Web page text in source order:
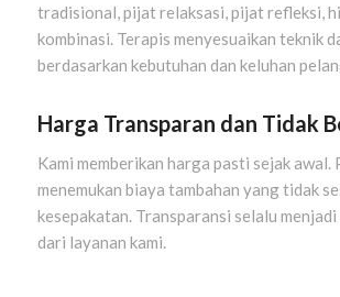
tradisional, pijat relaksasi, pijat refleksi,
kombinasi. Terapis menyesuaikan teknik
berdasarkan kebutuhan dan keluhan
Harga Transparan dan Tidak
Kami memberikan harga pasti sejak awal.
menemukan biaya tambahan yang tidak
kesepakatan. Transparansi selalu
dari layanan kami.